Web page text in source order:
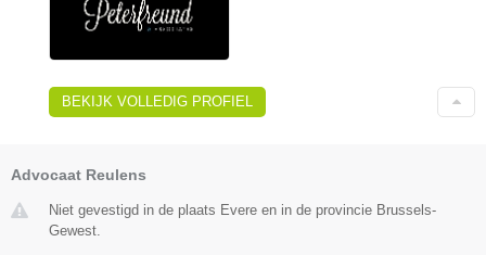
BEKIJK VOLLEDIG PROFIEL
Advocaat Reulens
Niet gevestigd in de plaats Evere en in de provincie Brussels-
Gewest.